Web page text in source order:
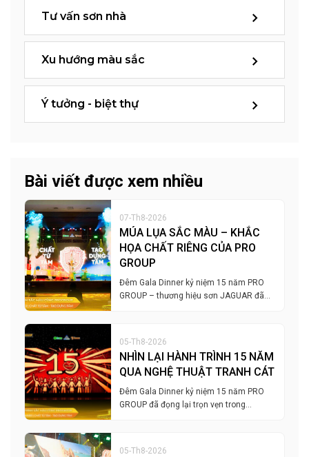
Tư vấn sơn nhà
Xu hướng màu sắc
Ý tưởng - biệt thự
Bài viết được xem nhiều
07-Th8-2026
MÚA LỤA SẮC MÀU – KHẮC
HỌA CHẤT RIÊNG CỦA PRO
GROUP
Đêm Gala Dinner kỷ niệm 15 năm PRO
GROUP – thương hiệu sơn JAGUAR đã…
05-Th8-2026
NHÌN LẠI HÀNH TRÌNH 15 NĂM
QUA NGHỆ THUẬT TRANH CÁT
Đêm Gala Dinner kỷ niệm 15 năm PRO
GROUP đã đọng lại trọn vẹn trong…
05-Th8-2026